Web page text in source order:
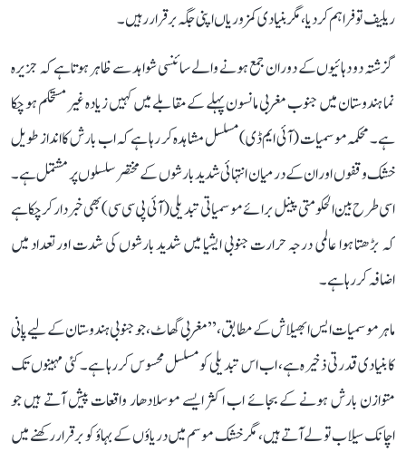
ریلیف تو فراہم کر دیا، مگر بنیادی کمزوریاں اپنی جگہ برقرار رہیں۔
گزشتہ دو دہائیوں کے دوران جمع ہونے والے سائنسی شواہد سے ظاہر ہوتا ہے کہ جزیرہ
نما ہندوستان میں جنوب مغربی مانسون پہلے کے مقابلے میں کہیں زیادہ غیر مستحکم ہو چکا
ہے۔ محکمہ موسمیات (آئی ایم ڈی) مسلسل مشاہدہ کر رہا ہے کہ اب بارش کا انداز طویل
خشک وقفوں اور ان کے درمیان انتہائی شدید بارشوں کے مختصر سلسلوں پر مشتمل ہے۔
اسی طرح بین الحکومتی پینل برائے موسمیاتی تبدیلی (آئی پی سی سی) بھی خبردار کر چکا ہے
کہ بڑھتا ہوا عالمی درجہ حرارت جنوبی ایشیا میں شدید بارشوں کی شدت اور تعداد میں
اضافہ کر رہا ہے۔
ماہر موسمیات ایس ابھیلاش کے مطابق، ’’مغربی گھاٹ، جو جنوبی ہندوستان کے لیے پانی
کا بنیادی قدرتی ذخیرہ ہے، اب اس تبدیلی کو مسلسل محسوس کر رہا ہے۔ کئی مہینوں تک
متوازن بارش ہونے کے بجائے اب اکثر ایسے موسلادھار واقعات پیش آتے ہیں جو
اچانک سیلاب تو لے آتے ہیں، مگر خشک موسم میں دریاؤں کے بہاؤ کو برقرار رکھنے میں